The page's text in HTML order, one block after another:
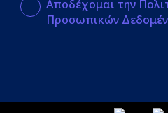
Αποδέχομαι την
Προσωπικών